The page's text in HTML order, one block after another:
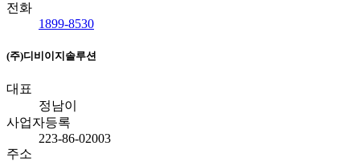
전화
1899-8530
(주)디비이지솔루션
대표
정남이
사업자등록
223-86-02003
주소